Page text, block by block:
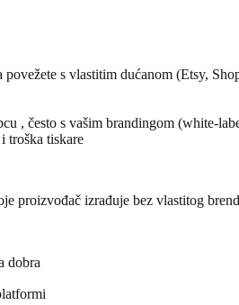
s vlastitim dućanom (Etsy,
, često s vašim brandingom (white-
troška tiskare
proizvođač izrađuje bez vlastitog
dobra